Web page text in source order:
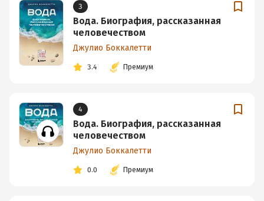
3
Вода. Биография, рассказанная
человечеством
Джулио Боккалетти
3.4 Премиум
4
Вода. Биография, рассказанная
человечеством
Джулио Боккалетти
0.0 Премиум